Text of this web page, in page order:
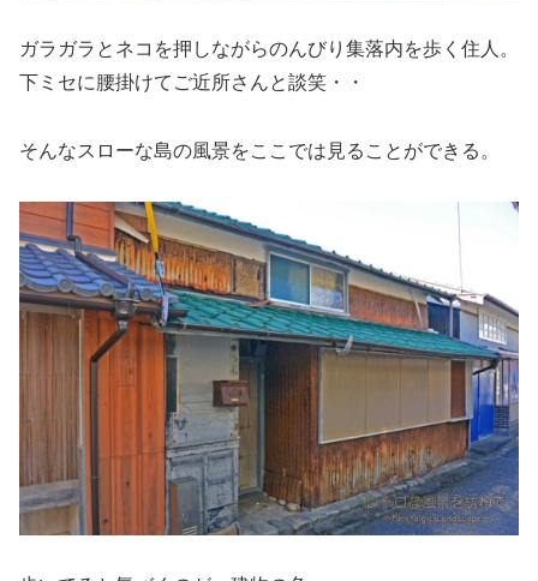
ガラガラとネコを押しながらのんびり集落内を歩く住人。
下ミセに腰掛けてご近所さんと談笑・・
そんなスローな島の風景をここでは見ることができる。